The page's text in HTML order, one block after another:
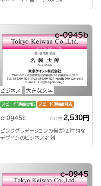
ビジネス 大きな文字
c-0945b
スピード1時間対応 スピード3時間対応
c-0945b 100枚 2,530円
ピンクグラデーションの帯が個性的な
デザインのビジネス名刺！
c-0945